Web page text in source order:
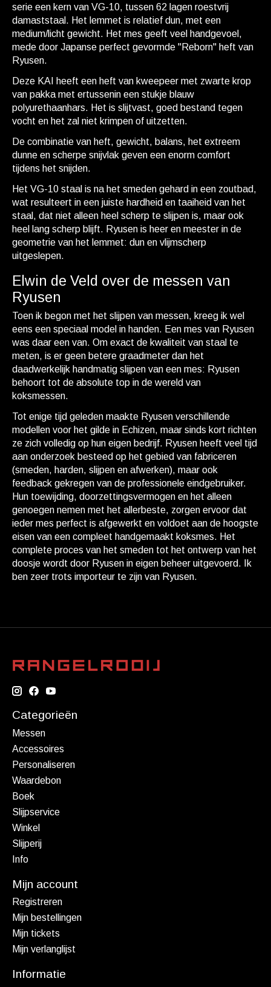
serie een kern van VG-10, tussen 62 lagen roestvrij
damaststaal. Het lemmet is relatief dun, met een
medium/licht gewicht. Het mes geeft veel handgevoel,
mede door Japanse perfect gevormde ''Reborn'' heft van
Ryusen.
Deze KAI heeft een heft van kweepeer met zwarte krop
van pakka met ertussenin een stukje blauw
polyurethaanhars. Het is slijtvast, goed bestand tegen
vocht en het zal niet krimpen of uitzetten.
De combinatie van heft, gewicht, balans, het extreem
dunne en scherpe snijvlak geven een enorm comfort
tijdens het snijden.
Het VG-10 staal is na het smeden gehard in een zoutbad,
wat resulteert in een juiste hardheid en taaiheid van het
staal, dat niet alleen heel scherp te slijpen is, maar ook
heel lang scherp blijft. Ryusen is heer en meester in de
geometrie van het lemmet: dun en vlijmscherp
uitgeslepen.
Elwin de Veld over de messen van
Ryusen
Toen ik begon met het slijpen van messen, kreeg ik wel
eens een speciaal model in handen. Een mes van Ryusen
was daar een van. Om exact de kwaliteit van staal te
meten, is er geen betere graadmeter dan het
daadwerkelijk handmatig slijpen van een mes: Ryusen
behoort tot de absolute top in de wereld van
koksmessen.
Tot enige tijd geleden maakte Ryusen verschillende
modellen voor het gilde in Echizen, maar sinds kort richten
ze zich volledig op hun eigen bedrijf. Ryusen heeft veel tijd
aan onderzoek besteed op het gebied van fabriceren
(smeden, harden, slijpen en afwerken), maar ook
feedback gekregen van de professionele eindgebruiker.
Hun toewijding, doorzettingsvermogen en het alleen
genoegen nemen met het allerbeste, zorgen ervoor dat
ieder mes perfect is afgewerkt en voldoet aan de hoogste
eisen van een compleet handgemaakt koksmes. Het
complete proces van het smeden tot het ontwerp van het
doosje wordt door Ryusen in eigen beheer uitgevoerd. Ik
ben zeer trots importeur te zijn van Ryusen.
Categorieën
Messen
Accessoires
Personaliseren
Waardebon
Boek
Slijpservice
Winkel
Slijperij
Info
Mijn account
Registreren
Mijn bestellingen
Mijn tickets
Mijn verlanglijst
Informatie